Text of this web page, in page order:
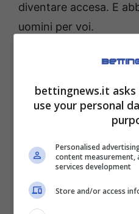
diventare accesa. E
uomini per voi.
bettingnews.it
use your personal
Personalised
content measurement,
services development
Store and/or access